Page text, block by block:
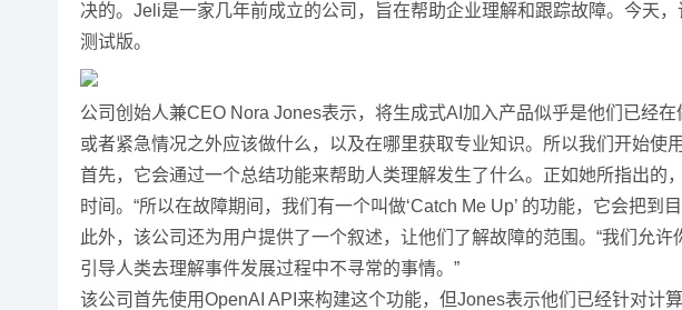
决的。Jeli是一家几年前成立的公司，旨在帮助企业理解和跟踪故障。今
测试版。
公司创始人兼CEO Nora Jones表示，将生成式AI加入产品似乎是他们已经
或者紧急情况之外应该做什么，以及在哪里获取专业知识。所以我们开始使
首先，它会通过一个总结功能来帮助人类理解发生了什么。正如她所指出
时间。“所以在故障期间，我们有一个叫做‘Catch Me Up’ 的功能，它会把
此外，该公司还为用户提供了一个叙述，让他们了解故障的范围。“我们允
引导人类去理解事件发展过程中不寻常的事情。”
该公司首先使用OpenAI API来构建这个功能，但Jones表示他们已经针对计